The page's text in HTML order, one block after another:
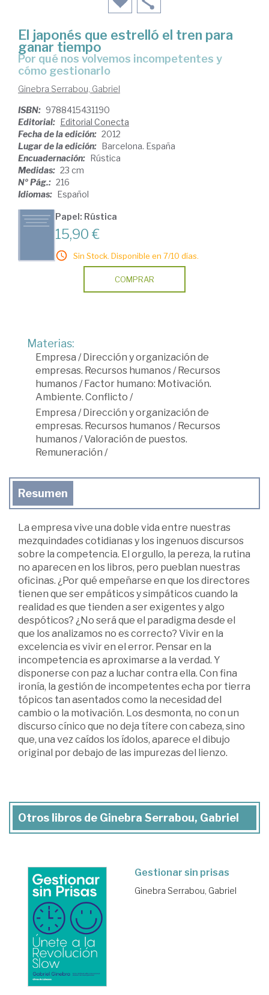
El japonés que estrelló el tren para
ganar tiempo
por qué nos volvemos incompetentes y
cómo gestionarlo
Ginebra Serrabou, Gabriel
ISBN: 9788415431190
Editorial: Editorial Conecta
Fecha de la edición: 2012
Lugar de la edición: Barcelona. España
Encuadernación: Rústica
Medidas: 23 cm
Nº Pág.: 216
Idiomas: Español
Papel: Rústica
15,90 €
Sin Stock. Disponible en 7/10 días.
COMPRAR
Materias:
Empresa /Dirección y organización de
empresas. Recursos humanos/Recursos
humanos/Factor humano: Motivación.
Ambiente. Conflicto /
Empresa /Dirección y organización de
empresas. Recursos humanos/Recursos
humanos/Valoración de puestos.
Remuneración /
Resumen
La empresa vive una doble vida entre nuestras
mezquindades cotidianas y los ingenuos discursos
sobre la competencia. El orgullo, la pereza, la rutina
no aparecen en los libros, pero pueblan nuestras
oficinas. ¿Por qué empeñarse en que los directores
tienen que ser empáticos y simpáticos cuando la
realidad es que tienden a ser exigentes y algo
despóticos? ¿No será que el paradigma desde el
que los analizamos no es correcto? Vivir en la
excelencia es vivir en el error. Pensar en la
incompetencia es aproximarse a la verdad. Y
disponerse con paz a luchar contra ella. Con fina
ironía, la gestión de incompetentes echa por tierra
tópicos tan asentados como la necesidad del
cambio o la motivación. Los desmonta, no con un
discurso cínico que no deja títere con cabeza, sino
que, una vez caídos los ídolos, aparece el dibujo
original por debajo de las impurezas del lienzo.
Otros libros de Ginebra Serrabou, Gabriel
Gestionar sin prisas
Ginebra Serrabou, Gabriel